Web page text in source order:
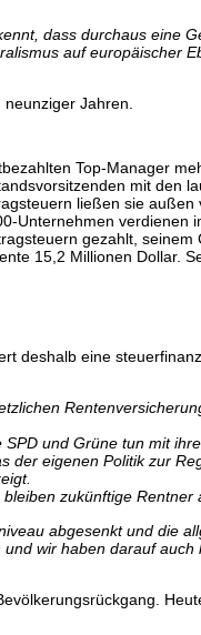
dass durchaus eine
auf europäischer
Jahren.
Top-Manager
mit den
ließen sie außen
Unternehmen verdienen
gezahlt, seinem
15,2 Millionen Dollar.
deshalb eine
und Grüne tun mit
der eigenen Politik zur
zukünftige Rentner
abgesenkt und die
wir haben darauf auch